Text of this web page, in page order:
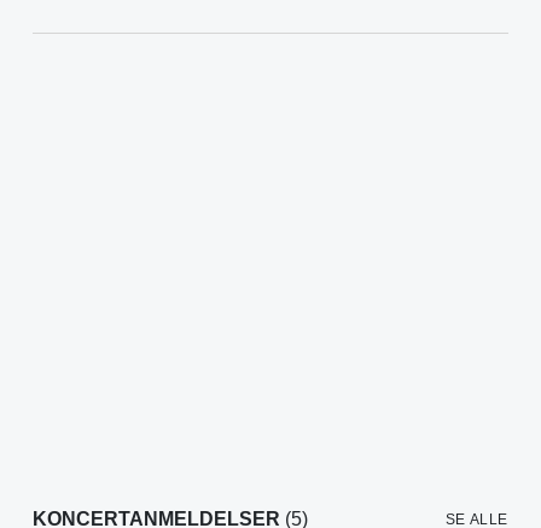
KONCERTANMELDELSER (5) SE ALLE